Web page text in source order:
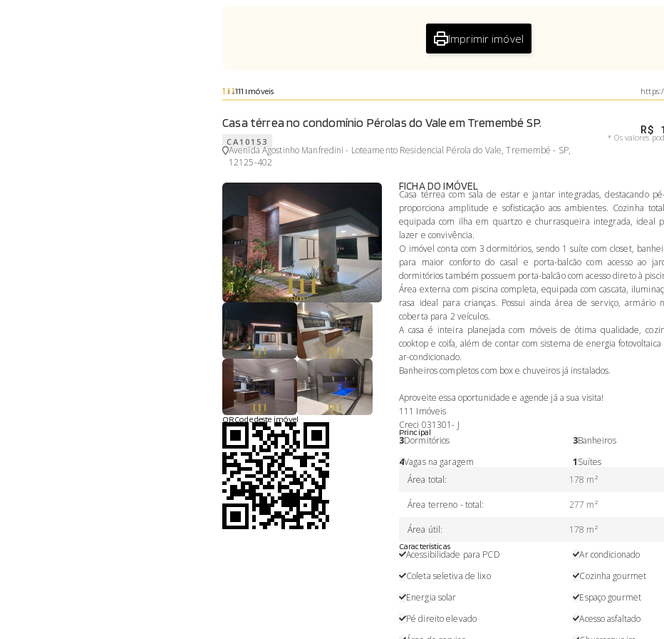
Imprimir imóvel
111 Imóveis
Casa térrea no condomínio Pérolas do Vale em Tremembé SP.
CA10153
Avenida Agostinho Manfredini - Loteamento Residencial Pérola do Vale, Tremembé - SP,
12125-402
R$
* Os valores
QRCode deste imóvel
FICHA DO IMÓVEL
Casa térrea com sala de estar e jantar integradas, destacando
proporciona amplitude e sofisticação aos ambientes. Cozinha
equipada com ilha em quartzo e churrasqueira integrada, ideal
lazer e convivência.
O imóvel conta com 3 dormitórios, sendo 1 suíte com closet,
para maior conforto do casal e porta-balcão com acesso ao
dormitórios também possuem porta-balcão com acesso direto à
Área externa com piscina completa, equipada com cascata,
rasa ideal para crianças. Possui ainda área de serviço, armário
coberta para 2 veículos.
A casa é inteira planejada com móveis de ótima qualidade,
cooktop e coifa, além de contar com sistema de energia
ar-condicionado.
Banheiros completos com box e chuveiros já instalados.
Aproveite essa oportunidade e agende já a sua visita!
111 Imóveis
Creci 031301- J
Principal
3Dormitórios 3Banheiros
4Vagas na garagem 1Suítes
Área total: 178 m²
Área terreno - total: 277 m²
Área útil: 178 m²
Características
Acessibilidade para PCD
Ar condicionado
Coleta seletiva de lixo
Cozinha gourmet
Energia solar
Espaço gourmet
Pé direito elevado
Acesso asfaltado